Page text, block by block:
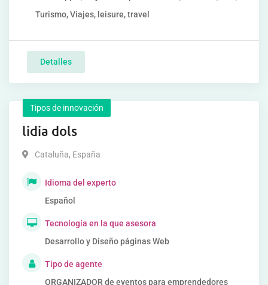
Turismo, Viajes, leisure, travel
Detalles
Tipos de innovación
lidia dols
Cataluña, España
Idioma del experto
Español
Tecnología en la que asesora
Desarrollo y Diseño páginas Web
Tipo de agente
ORGANIZADOR de eventos para emprendedores